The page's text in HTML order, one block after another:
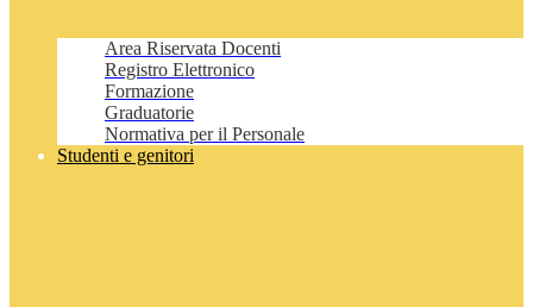
Area Riservata Docenti
Registro Elettronico
Formazione
Graduatorie
Normativa per il Personale
Studenti e genitori